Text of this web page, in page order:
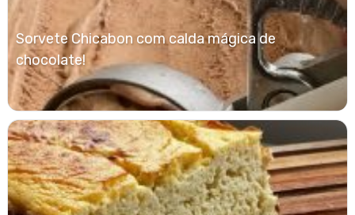
Sorvete Chicabon com calda mágica de
chocolate!